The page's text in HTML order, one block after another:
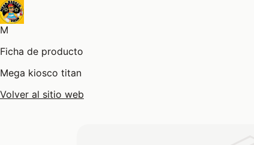
M
Ficha de producto
Mega kiosco titan
Volver al sitio web